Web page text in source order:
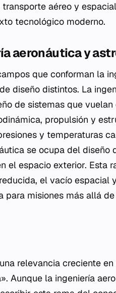
aéreo y
tecnológico moderno.
aeronáutica y
que conforman la
diseño distintos. La
de sistemas que
propulsión y
y temperaturas
se ocupa del diseño
el espacio exterior. Esta
el vacío espacial
misiones más allá
relevancia creciente
Aunque la ingeniería